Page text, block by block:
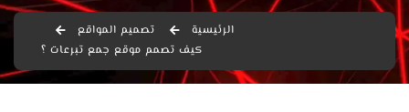
الرئيسية
تصميم المواقع
كيف تصمم موقع جمع تبرعات ؟